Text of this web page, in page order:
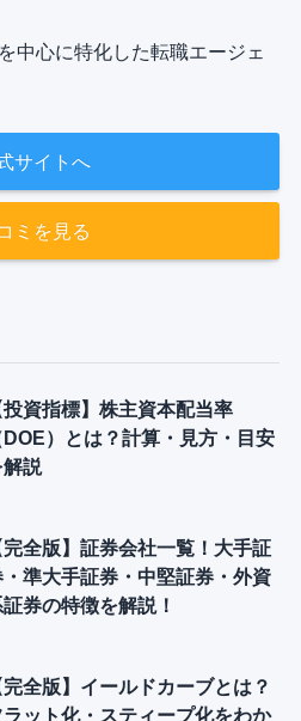
中心に特化した転職エージェ
サイトへ
ミを見る
投資指標】株主資本配当率
DOE）とは？計算・見方・目安
解説
完全版】証券会社一覧！大手証
準大手証券・中堅証券・外資
証券の特徴を解説！
完全版】イールドカーブとは？
ラット化・スティープ化をわか